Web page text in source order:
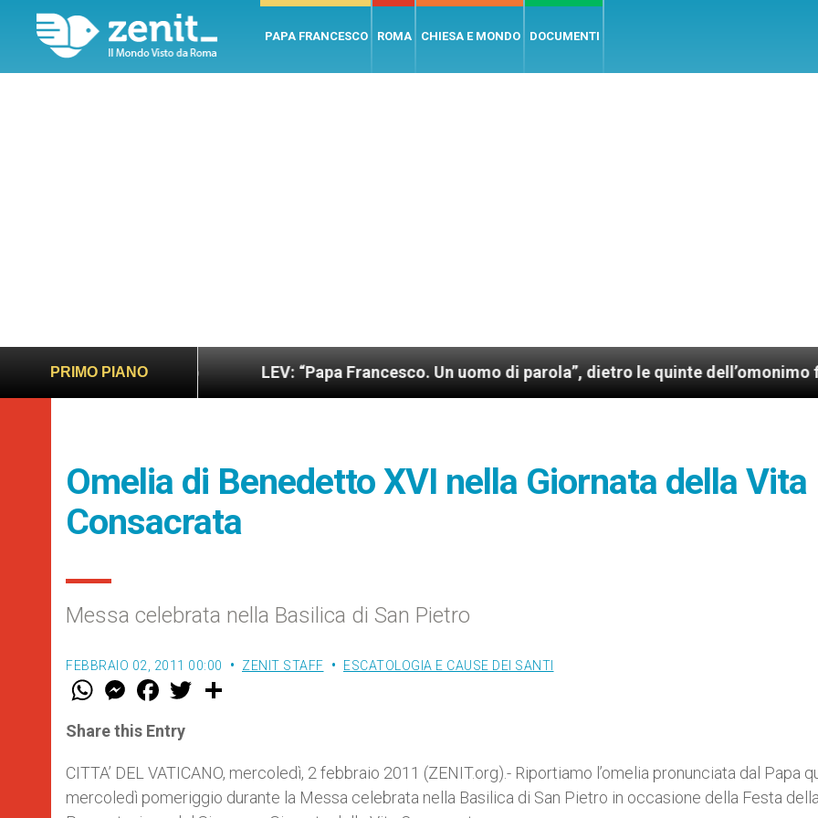
PAPA FRANCESCO ROMA CHIESA E MONDO DOCUMENTI
PRIMO PIANO
sano e giusto LEV: “Papa Francesco. Un uomo di parola”, dietro le quinte dell’omonimo film di
Omelia di Benedetto XVI nella Giornata della Vita
Consacrata
Messa celebrata nella Basilica di San Pietro
FEBBRAIO 02, 2011 00:00 ZENIT STAFF ESCATOLOGIA E CAUSE DEI SANTI
W
t
s
p
p
M
e
s
e
g
e
r
F
a
e
b
o
k
w
r
Share this Entry
CITTA’ DEL VATICANO, mercoledì, 2 febbraio 2011 (ZENIT.org).- Riportiamo l’omelia pronunciata dal Papa
mercoledì pomeriggio durante la Messa celebrata nella Basilica di San Pietro in occasione della Festa della